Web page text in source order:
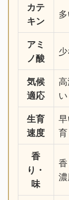
カテ
キン
アミ
ノ酸
気候
適応
い
生育
速度
育
香
り・
味